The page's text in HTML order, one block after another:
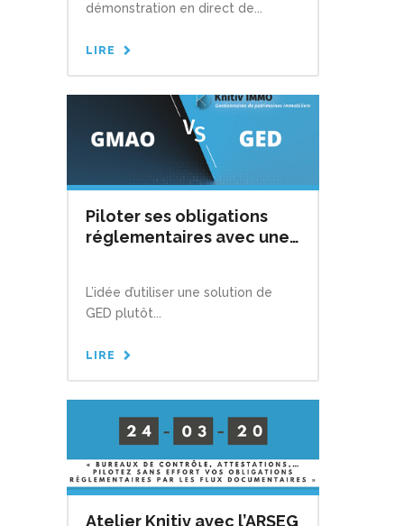
démonstration en direct de...
LIRE
Piloter ses obligations
réglementaires avec une
L’idée d’utiliser une solution de
GED plutôt...
LIRE
Atelier Knitiv avec l’ARSEG